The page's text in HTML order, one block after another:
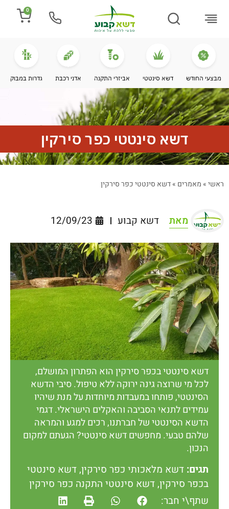
0
מבצעי החודש דשא סינטטי אביזרי התקנה אדני רכבת גדרות במבוק
דשא סינטטי כפר סירקין
ראשי»מאמרים »דשא סינטטי כפר סירקין
מאת דשא קבוע 12/09/23
דשא סינטטי בכפר סירקין הוא הפתרון המושלם,
לכל מי שרוצה גינה ירוקה ללא טיפול. סיבי הדשא
הסינטטי, פותחו במעבדות מיוחדות על מנת שיהיו
עמידים לתנאי הסביבה והאקלים הישראלי. דגמי
הדשא הסינטטי של חברתנו, רכים למגע והמראה
שלהם טבעי. מחפשים דשא סינטטי? הגעתם למקום
הנכון.
תגים: דשא מלאכותי כפר סירקין,דשא סינטטי
בכפר סירקין,דשא סינטטי התקנה כפר סירקין
שתף\י חבר: